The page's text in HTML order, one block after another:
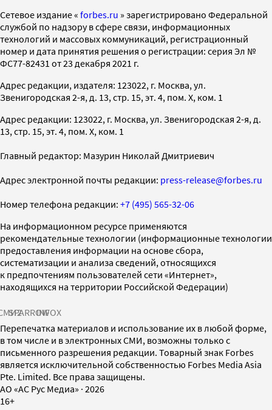
Cетевое издание « forbes.ru » зарегистрировано Федеральной
службой по надзору в сфере связи, информационных
технологий и массовых коммуникаций, регистрационный
номер и дата принятия решения о регистрации: серия Эл №
ФС77-82431 от 23 декабря 2021 г.
Адрес редакции, издателя: 123022, г. Москва, ул.
Звенигородская 2-я, д. 13, стр. 15, эт. 4, пом. X, ком. 1
Адрес редакции: 123022, г. Москва, ул. Звенигородская 2-я, д.
13, стр. 15, эт. 4, пом. X, ком. 1
Главный редактор: Мазурин Николай Дмитриевич
Адрес электронной почты редакции: press-release@forbes.ru
Номер телефона редакции: +7 (495) 565-32-06
На информационном ресурсе применяются
рекомендательные технологии (информационные технологии
предоставления информации на основе сбора,
систематизации и анализа сведений, относящихся
к предпочтениям пользователей сети «Интернет»,
находящихся на территории Российской Федерации)
SPARROWINFOX
Перепечатка материалов и использование их в любой форме,
в том числе и в электронных СМИ, возможны только с
письменного разрешения редакции. Товарный знак Forbes
является исключительной собственностью Forbes Media Asia
Pte. Limited. Все права защищены.
AO «АС Рус Медиа» · 2026
16+